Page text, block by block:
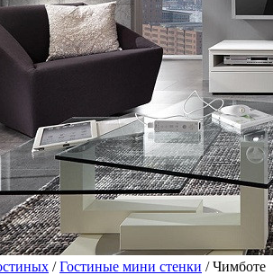
/Гостиные мини стенки / Чимботе